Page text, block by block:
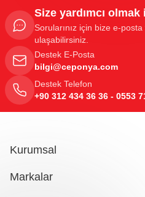
Size yardımcı
Sorularınız için bize e-
ulaşabilirsiniz.
Destek E-Posta
bilgi@ceponya.com
Destek Telefon
+90 312 434 36 36 - 0553
Kurumsal
Markalar